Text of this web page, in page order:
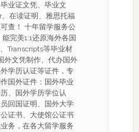
业证文凭、毕业文
在读证明、雅思托福
查！ 十年留学服务公
完美1:1还原海外各国
Transcripts等毕业材
文凭制作、代办国外
学历认证等证件，专
国外证件：国外毕业
、国外学历学位认
回国证明、国外大学
证书、大使馆公证书
务，在各大留学服务